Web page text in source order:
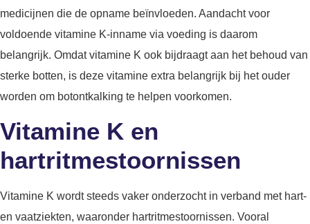
medicijnen die de opname beïnvloeden. Aandacht voor
voldoende vitamine K-inname via voeding is daarom
belangrijk. Omdat vitamine K ook bijdraagt aan het behoud van
sterke botten, is deze vitamine extra belangrijk bij het ouder
worden om botontkalking te helpen voorkomen.
Vitamine K en
hartritmestoornissen
Vitamine K wordt steeds vaker onderzocht in verband met hart-
en vaatziekten, waaronder hartritmestoornissen. Vooral